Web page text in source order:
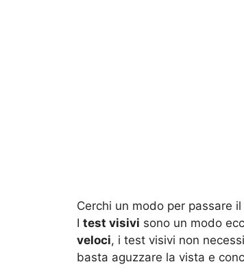
Cerchi un modo per passare
I test visivi sono un modo
veloci, i test visivi non
basta aguzzare la vista e